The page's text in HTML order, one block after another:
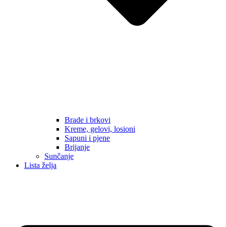
Brade i brkovi
Kreme, gelovi, losioni
Sapuni i pjene
Brijanje
Sunčanje
Lista želja